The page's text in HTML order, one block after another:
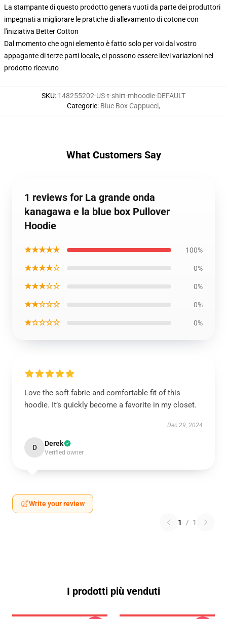
La stampante di questo prodotto genera vuoti da parte dei produttori
impegnati a migliorare le pratiche di allevamento di cotone con
l'iniziativa Better Cotton
Dal momento che ogni elemento è fatto solo per voi dal vostro
appagante di terze parti locale, ci possono essere lievi variazioni nel
prodotto ricevuto
SKU: 148255202-US-t-shirt-mhoodie-DEFAULT
Categorie: Blue Box Cappucci,
What Customers Say
1 reviews for La grande onda
kanagawa e la blue box Pullover
Hoodie
★★★★★ 100%
★★★★☆ 0%
★★★☆☆ 0%
★★☆☆☆ 0%
★☆☆☆☆ 0%
Love the soft fabric and comfortable fit of this
hoodie. It’s quickly become a favorite in my closet.
Dec 29, 2024
D Derek
Verified owner
Write your review
1 / 1
I prodotti più venduti